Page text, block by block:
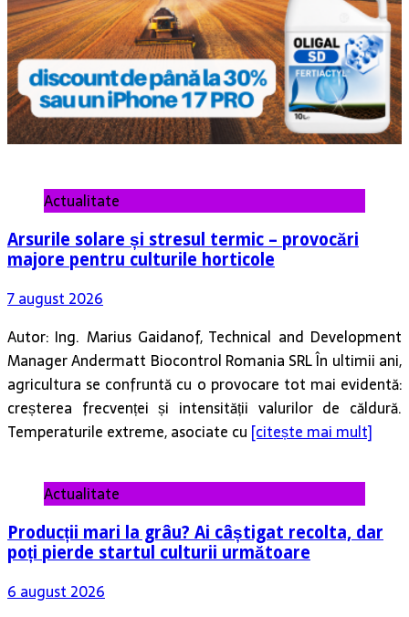
Actualitate
Arsurile solare și stresul termic – provocări
majore pentru culturile horticole
7 august 2026
Autor: Ing. Marius Gaidanof, Technical and Development
Manager Andermatt Biocontrol Romania SRL În ultimii ani,
agricultura se confruntă cu o provocare tot mai evidentă:
creșterea frecvenței și intensității valurilor de căldură.
Temperaturile extreme, asociate cu [citește mai mult]
Actualitate
Producții mari la grâu? Ai câștigat recolta, dar
poți pierde startul culturii următoare
6 august 2026